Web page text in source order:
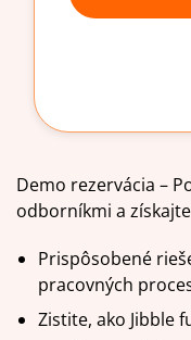
Demo rezervácia –
odborníkmi a
Prispôsobené
pracovných
Zistite, ako Jibble